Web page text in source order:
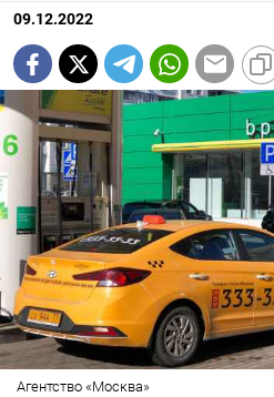
09.12.2022
Агентство «Москва»